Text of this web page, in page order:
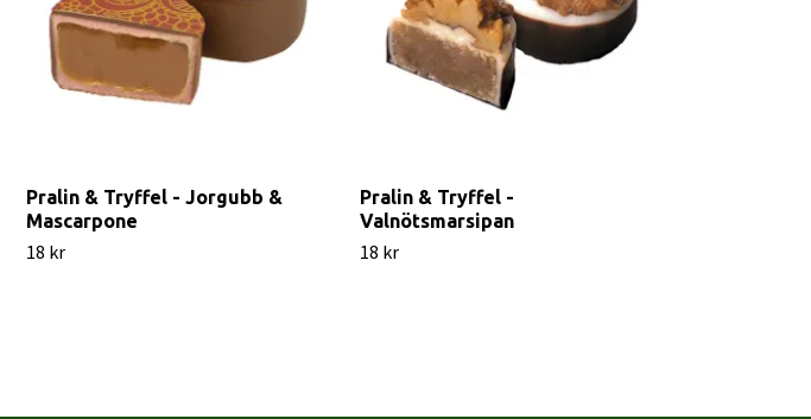
Pralin & Tryffel - Jorgubb &
Mascarpone
18 kr
Pralin & Tryffel -
Valnötsmarsipan
18 kr